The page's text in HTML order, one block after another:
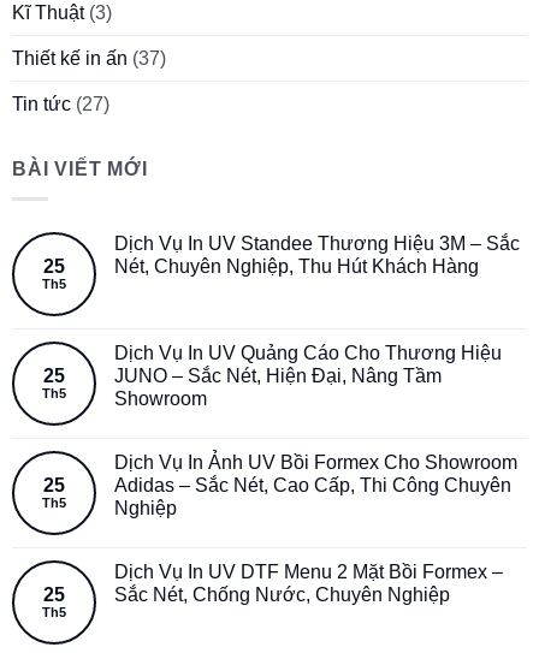
Kĩ Thuật(3)
Thiết kế in ấn (37)
Tin tức (27)
BÀI VIẾT MỚI
25
Th5
Dịch Vụ In UV Standee Thương Hiệu 3M – Sắc
Nét, Chuyên Nghiệp, Thu Hút Khách Hàng
25
Th5
Dịch Vụ In UV Quảng Cáo Cho Thương Hiệu
JUNO – Sắc Nét, Hiện Đại, Nâng Tầm
Showroom
25
Th5
Dịch Vụ In Ảnh UV Bồi Formex Cho Showroom
Adidas – Sắc Nét, Cao Cấp, Thi Công Chuyên
Nghiệp
25
Th5
Dịch Vụ In UV DTF Menu 2 Mặt Bồi Formex –
Sắc Nét, Chống Nước, Chuyên Nghiệp